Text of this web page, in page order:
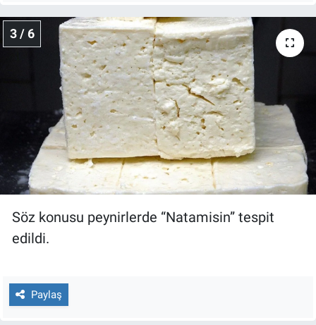
3 / 6
Söz konusu peynirlerde “Natamisin” tespit
edildi.
Paylaş
Canlı Yayın